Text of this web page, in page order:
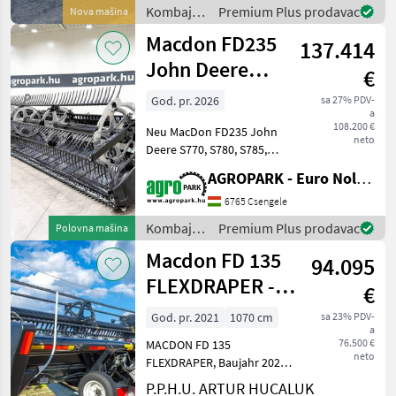
Nova mašina
Räder, Obere Querschnecke,
Ersatz-M
Kombajni
/ Macdon
Premium Plus prodavac
Polovna mašina
Macdon FD235
John Deere
S770, S780,
137.414
€
sa 27% PDV-
a
108.200 €
neto
God. pr. 2026
Neu MacDon FD235 John
Deere S770, S780, S785,
flexibles Draper-
Sojabohnen-Schneidwerk
mit Seitenmessern für John
Deere S‑Series Mähdresche
AGROPARK - Euro Noliker Kft.
6765 Csengele
Kombajni
/ Macdon
Premium Plus prodavac
Macdon FD 135
FLEXDRAPER -
2021 - 10,7 M -
ADAPTACJA CL
94.095
€
sa 23% PDV-
a
76.500 €
neto
God. pr. 2021
1070 cm
MACDON FD 135
FLEXDRAPER, Baujahr 2021,
Mit einer Arbeitsbreite von
P.P.H.U. ARTUR HUCALUK